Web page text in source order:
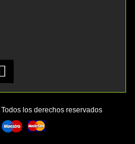
los derechos reservados